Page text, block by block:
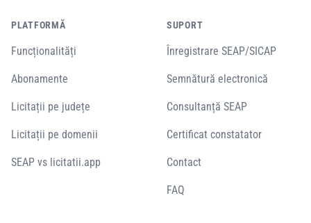
PLATFORMĂ
Funcționalități
Abonamente
Licitații pe județe
Licitații pe domenii
SEAP vs licitatii.app
SUPORT
Înregistrare SEAP/SICAP
Semnătură electronică
Consultanță SEAP
Certificat constatator
Contact
FAQ